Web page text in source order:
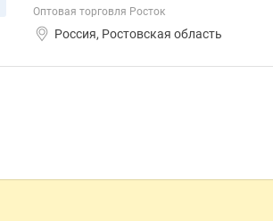
Оптовая торговля Росток
Россия, Ростовская область